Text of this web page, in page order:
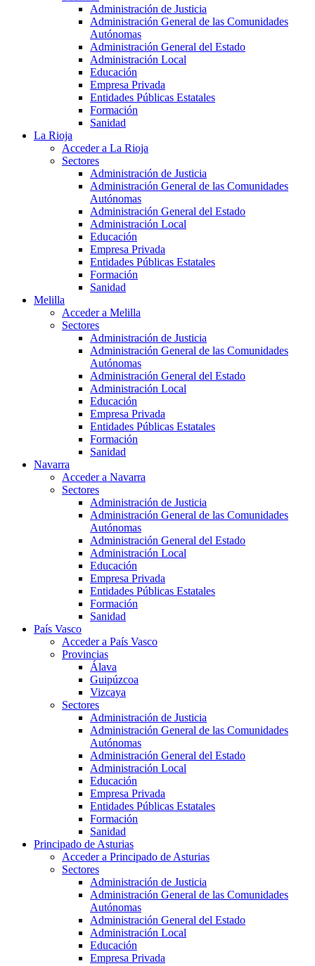
Administración de Justicia
Administración General de las Comunidades
Autónomas
Administración General del Estado
Administración Local
Educación
Empresa Privada
Entidades Públicas Estatales
Formación
Sanidad
La Rioja
Acceder a La Rioja
Sectores
Administración de Justicia
Administración General de las Comunidades
Autónomas
Administración General del Estado
Administración Local
Educación
Empresa Privada
Entidades Públicas Estatales
Formación
Sanidad
Melilla
Acceder a Melilla
Sectores
Administración de Justicia
Administración General de las Comunidades
Autónomas
Administración General del Estado
Administración Local
Educación
Empresa Privada
Entidades Públicas Estatales
Formación
Sanidad
Navarra
Acceder a Navarra
Sectores
Administración de Justicia
Administración General de las Comunidades
Autónomas
Administración General del Estado
Administración Local
Educación
Empresa Privada
Entidades Públicas Estatales
Formación
Sanidad
País Vasco
Acceder a País Vasco
Provincias
Álava
Guipúzcoa
Vizcaya
Sectores
Administración de Justicia
Administración General de las Comunidades
Autónomas
Administración General del Estado
Administración Local
Educación
Empresa Privada
Entidades Públicas Estatales
Formación
Sanidad
Principado de Asturias
Acceder a Principado de Asturias
Sectores
Administración de Justicia
Administración General de las Comunidades
Autónomas
Administración General del Estado
Administración Local
Educación
Empresa Privada